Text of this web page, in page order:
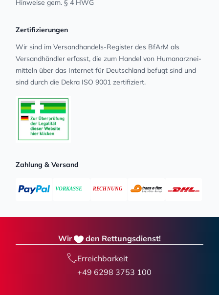
Hinweise gem. § 4 HWG
Zertifizierungen
Wir sind im Versandhandels-Register des BfArM als
Versandhändler erfasst, die zum Handel von Human­arz­nei­
mit­teln über das Internet für Deutschland befugt sind und
sind durch die Dekra ISO 9001 zertifiziert.
Zahlung & Versand
Wir den Rettungsdienst!
Erreichbarkeit
+49 6298 3753 100